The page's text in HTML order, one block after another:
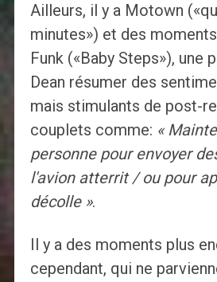
Ailleurs, il y a Motown
minutes») et des
Funk («Baby Steps»), une
Dean résumer des
mais stimulants de post-
couplets comme: «
personne pour envoyer
l'avion atterrit / ou pour
décolle ».
Il y a des moments plus
cependant, qui ne